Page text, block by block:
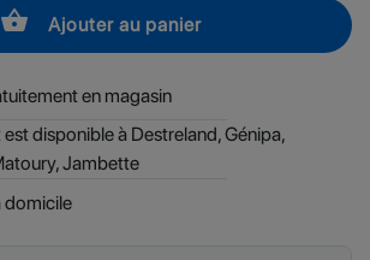
shopping_basket Ajouter au panier
en magasin
disponible à Destreland, Génipa,
Jambette
domicile